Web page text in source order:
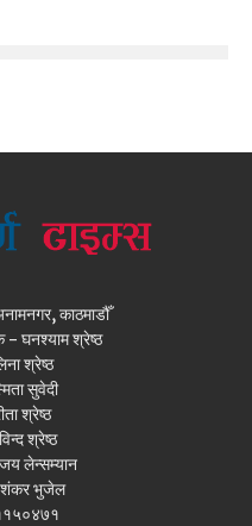
काठमाडौँ
- घनश्याम श्रेष्ठ
श्रेष्ठ
सुवेदी
श्रेष्ठ
श्रेष्ठ
लेन्सम्यान
शंकर भुजेल